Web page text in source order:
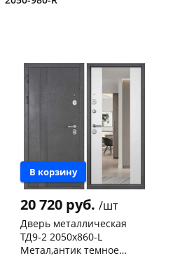
В корзину
20 720 руб. /шт
Дверь металлическая
ТД9-2 2050х860-L
Метал,антик темное